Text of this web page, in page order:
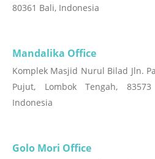
80361 Bali, Indonesia
Mandalika Office
Komplek Masjid Nurul Bilad Jln.
Pujut, Lombok Tengah,
Indonesia
Golo Mori Office